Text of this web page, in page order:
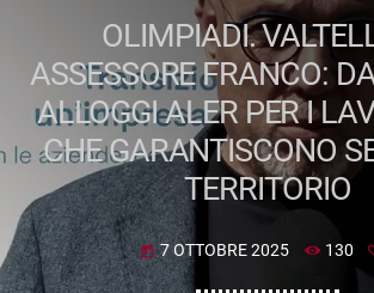
OLIMPIADI.
ASSESSORE FRANCO:
ALLOGGI ALER PER I
CHE GARANTISCONO
TERRITORIO
today 7 OTTOBRE 2025 130